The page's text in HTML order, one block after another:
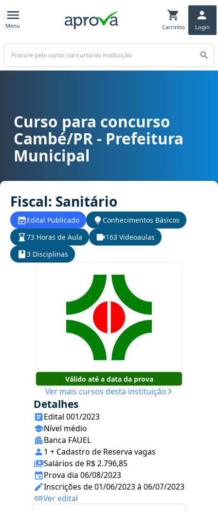
Menu Carrinho Login
Buscar
Curso para concurso Cambé/PR - Prefeitura Municipal cargo
Curso para concurso
Cambé/PR - Prefeitura
Municipal
Fiscal: Sanitário
Edital Publicado
Conhecimentos Básicos
73 Horas de Aula
163 Videoaulas
3 Disciplinas
Válido até a data da prova
Ver mais cursos desta instituição
Detalhes
Edital 001/2023
Nível médio
Banca FAUEL
1 + Cadastro de Reserva vagas
Salários de R$ 2.796,85
Prova dia 06/08/2023
Inscrições de 01/06/2023 à 06/07/2023
Ver edital